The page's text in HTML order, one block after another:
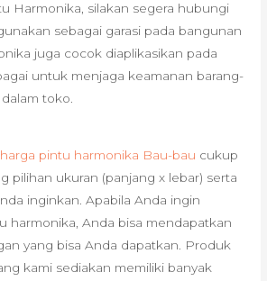
Harmonika, silakan segera hubungi
sebagai garasi pada bangunan
juga cocok diaplikasikan pada
untuk menjaga keamanan barang-
toko.
harga pintu harmonika Bau-bau cukup
pilihan ukuran (panjang x lebar) serta
inginkan. Apabila Anda ingin
harmonika, Anda bisa mendapatkan
yang bisa Anda dapatkan. Produk
kami sediakan memiliki banyak